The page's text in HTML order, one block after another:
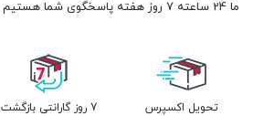
ما 24 ساعته 7 روز هفته پاسخگوی شما هستیم
تحویل اکسپرس
7 روز گارانتی بازگشت